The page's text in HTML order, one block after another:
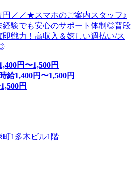
／／★スマホのご案内スタッフ♪
経験でも安心のサポート体制◎普段
戦力！高収入＆嬉しい週払い/ス
円〜1,500円
時給1,400円〜1,500円
1,500円
1多木ビル1階